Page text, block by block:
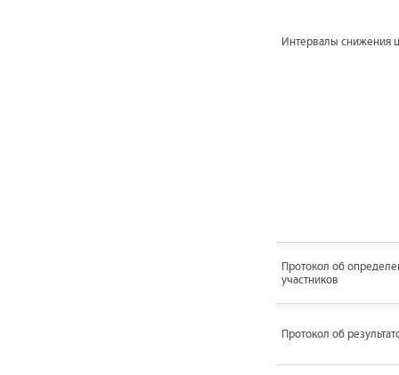
Интервалы снижения
Протокол об
участников
Протокол об